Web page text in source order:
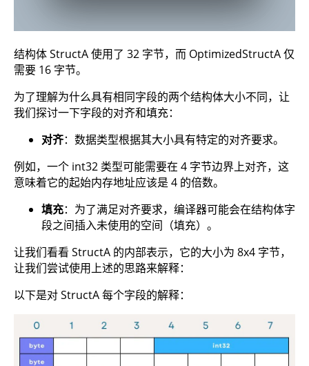
结构体 StructA 使用了 32 字节，而 OptimizedStructA 仅
需要 16 字节。
为了理解为什么具有相同字段的两个结构体大小不同，让
我们探讨一下字段的对齐和填充：
对齐：数据类型根据其大小具有特定的对齐要求。
例如，一个 int32 类型可能需要在 4 字节边界上对齐，这
意味着它的起始内存地址应该是 4 的倍数。
填充：为了满足对齐要求，编译器可能会在结构体字
段之间插入未使用的空间（填充）。
让我们看看 StructA 的内部表示，它的大小为 8x4 字节，
让我们尝试使用上述的思路来解释：
以下是对 StructA 每个字段的解释：